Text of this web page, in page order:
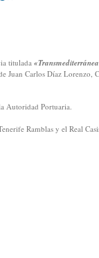
titulada
Juan Carlos Díaz Lorenzo,
Autoridad Portuaria.
Ramblas y el Real